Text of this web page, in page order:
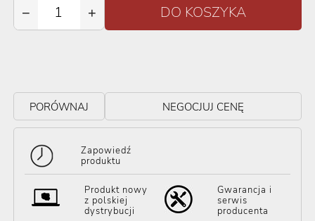
− +
PORÓWNAJ NEGOCJUJ CENĘ
Zapowiedź
produktu
Produkt nowy
z polskiej
dystrybucji
Gwarancja i
serwis
producenta